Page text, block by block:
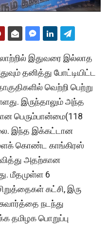
இதுவரை இல்லாத
தனித்து போட்டியிட்ட
வெற்றி பெற்று
இருந்தாலும் அந்த
பெரும்பான்மை(118
இந்த இக்கட்டான
கொண்ட காங்கிரஸ்
அதற்கான
மீதமுள்ள 6
கட்சி, இரு
நடந்து
தமிழக பொறுப்பு